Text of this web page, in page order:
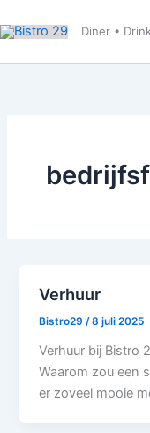
naar
Diner •
Verhuur
Bistro29/8 juli 2025
Verhuur bij Bistro
Waarom zou een
er zoveel mooie